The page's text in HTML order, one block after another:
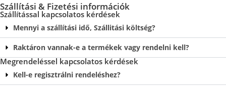
Szállítási & Fizetési információk
Szállítással kapcsolatos kérdések
Mennyi a szállítási idő, Szállitási költség?
Raktáron vannak-e a termékek vagy rendelni kell?
Megrendeléssel kapcsolatos kérdések
Kell-e regisztrálni rendeléshez?